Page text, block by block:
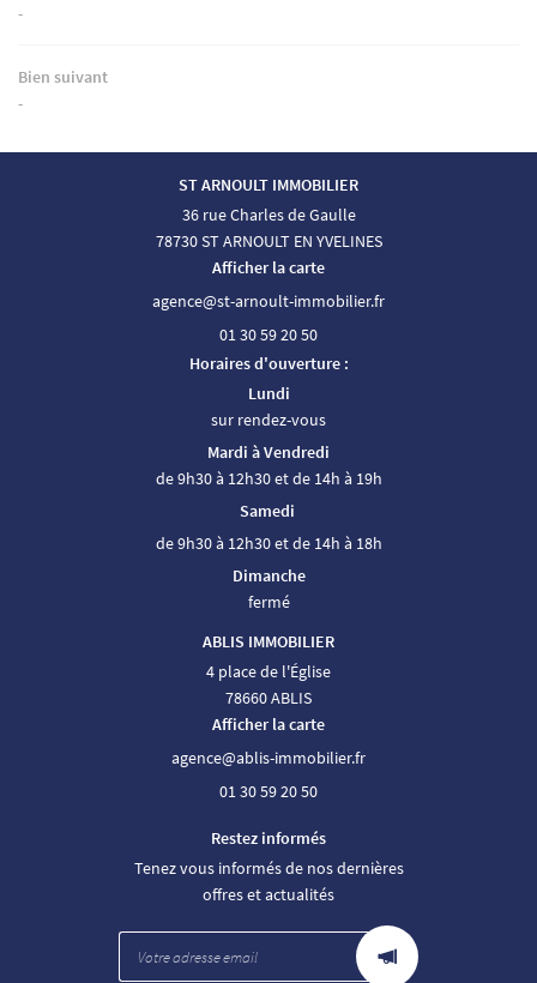
-
Bien suivant
-
ST ARNOULT IMMOBILIER
36 rue Charles de Gaulle
78730 ST ARNOULT EN YVELINES
Afficher la carte
01 30 59 20 50
Horaires d'ouverture :
Lundi
sur rendez-vous
Mardi à Vendredi
de 9h30 à 12h30 et de 14h à 19h
Samedi
de 9h30 à 12h30 et de 14h à 18h
Dimanche
fermé
ABLIS IMMOBILIER
4 place de l'Église
78660 ABLIS
Afficher la carte
01 30 59 20 50
Restez informés
Tenez vous informés de nos dernières
offres et actualités